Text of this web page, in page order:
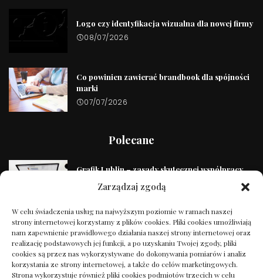
Zarządzaj zgodą
W celu świadczenia usług na najwyższym poziomie w ramach naszej
strony internetowej korzystamy z plików cookies. Pliki cookies umożliwiają
nam zapewnienie prawidłowego działania naszej strony internetowej oraz
realizację podstawowych jej funkcji, a po uzyskaniu Twojej zgody, pliki
cookies są przez nas wykorzystywane do dokonywania pomiarów i analiz
korzystania ze strony internetowej, a także do celów marketingowych.
Strona wykorzystuje również pliki cookies podmiotów trzecich w celu
Logo czy identyfikacja wizualna dla nowej firmy
08/07/2026
Co powinien zawierać brandbook dla spójności
marki
07/07/2026
Polecane
Grafik Lublin – zasady skutecznej współpracy
14/01/2025
Najlepsze keto przepisy na odchudzanie – jedz
smacznie i chudnij!
27/11/2024